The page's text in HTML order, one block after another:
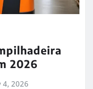
2026
4, 2026